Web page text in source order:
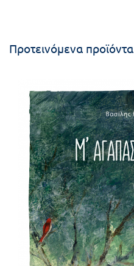
Προτεινόμενα προϊόντα